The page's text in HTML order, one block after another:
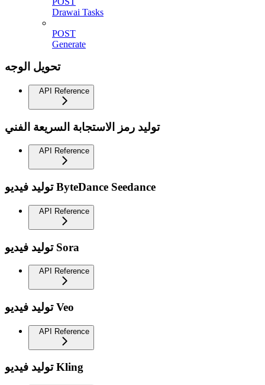
Drawai Tasks
POST
Generate
تحويل الوجه
API Reference
توليد رمز الاستجابة السريعة الفني
API Reference
توليد فيديو ByteDance Seedance
API Reference
توليد فيديو Sora
API Reference
توليد فيديو Veo
API Reference
توليد فيديو Kling